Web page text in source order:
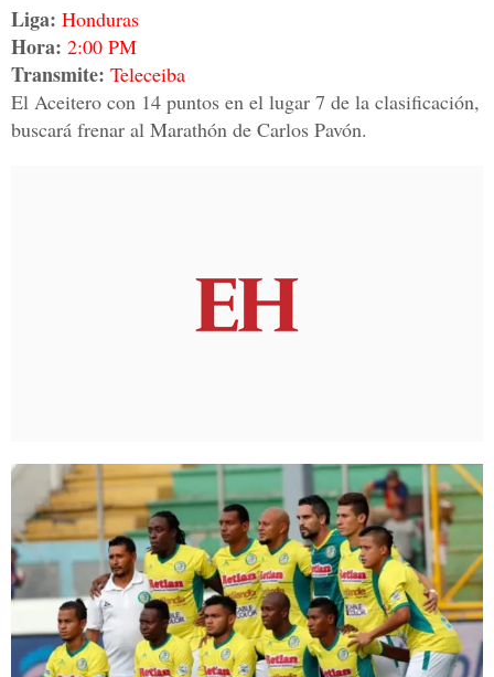
Liga: Honduras
Hora: 2:00 PM
Transmite: Teleceiba
El Aceitero con 14 puntos en el lugar 7 de la clasificación,
buscará frenar al Marathón de Carlos Pavón.